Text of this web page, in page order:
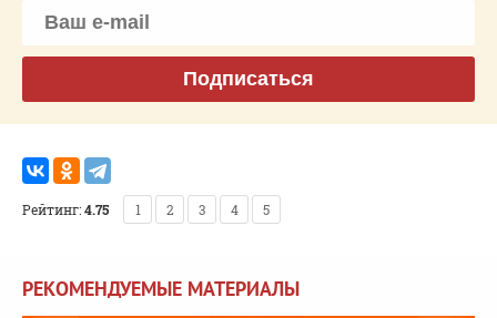
Подписаться
Рейтинг:4.75 1 2 3 4 5
РЕКОМЕНДУЕМЫЕ МАТЕРИАЛЫ